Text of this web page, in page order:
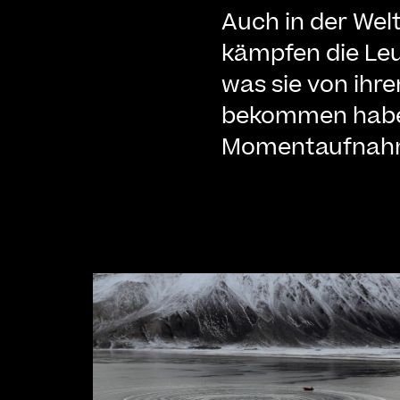
Auch in der
kämpfen die
was sie von
bekommen